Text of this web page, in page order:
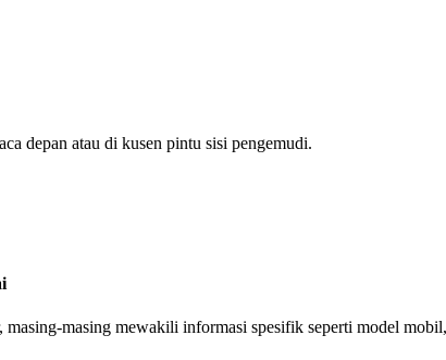
depan atau di kusen pintu sisi pengemudi.
masing mewakili informasi spesifik seperti model